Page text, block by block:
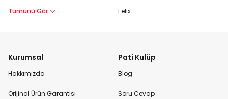
Tümünü Gör
Felix
Kurumsal
Hakkımızda
Orijinal Ürün Garantisi
Pati Kulüp
Blog
Soru Cevap